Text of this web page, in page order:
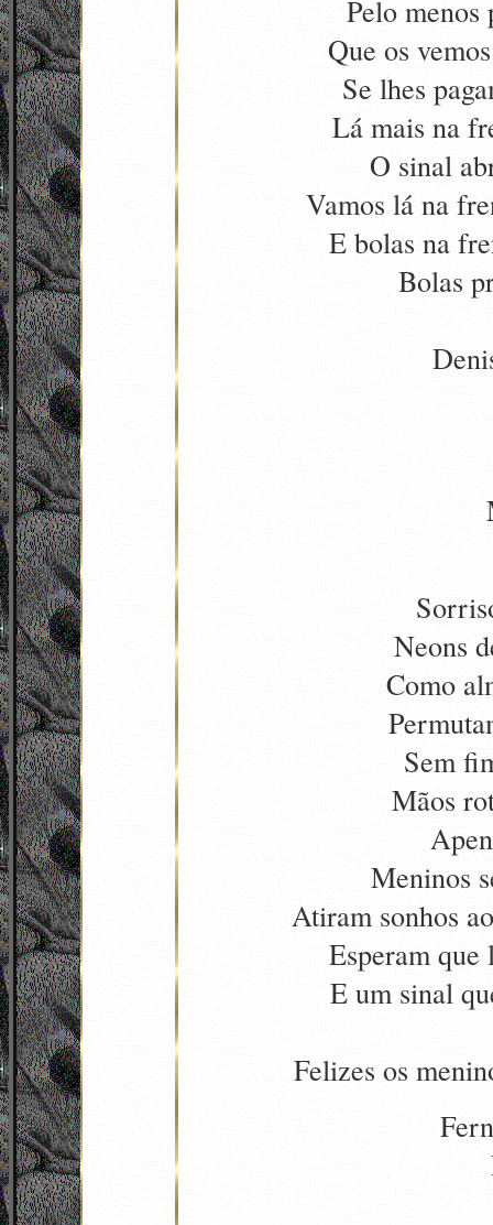
Pelo menos
Que os
Se lhes
Lá mais na
O sinal
Vamos lá na
E bolas na
Bolas
Neons
Como
Sem
Mãos
Meninos
Atiram sonhos
Esperam que
E um sinal
Felizes os